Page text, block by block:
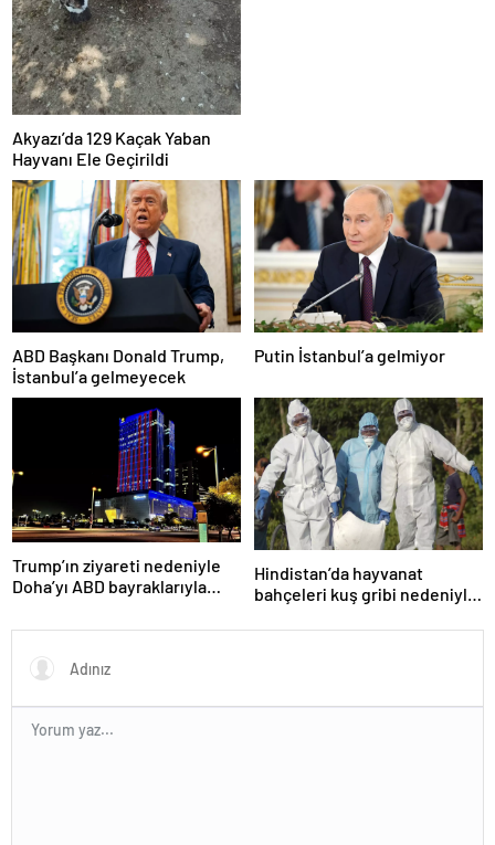
Akyazı’da 129 Kaçak Yaban
Hayvanı Ele Geçirildi
ABD Başkanı Donald Trump,
İstanbul’a gelmeyecek
Putin İstanbul’a gelmiyor
Trump’ın ziyareti nedeniyle
Doha’yı ABD bayraklarıyla
Hindistan’da hayvanat
bahçeleri kuş gribi nedeniyle